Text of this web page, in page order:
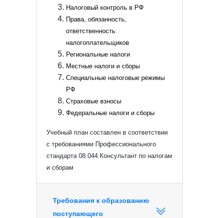
Налоговый контроль в РФ
Права, обязанность,
ответственность
налогоплательщиков
Региональные налоги
Местные налоги и сборы
Специальные налоговые режимы
РФ
Страховые взносы
Федеральные налоги и сборы
Учебный план составлен в соответствии
с требованиями Профессионального
стандарта 08.044 Консультант по налогам
и сборам
Требования к образованию
поступающего